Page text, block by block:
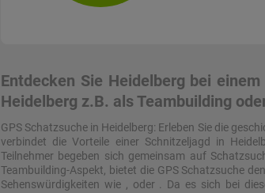
Entdecken Sie Heidelberg bei
Heidelberg z.B. als Teambuilding
GPS Schatzsuche in Heidelberg: Erleben Sie die
verbindet die Vorteile einer Schnitzeljagd in
Teilnehmer begeben sich gemeinsam auf
Teambuilding-Aspekt, bietet die GPS Schatzsuche
Sehenswürdigkeiten wie , oder . Da es sich bei